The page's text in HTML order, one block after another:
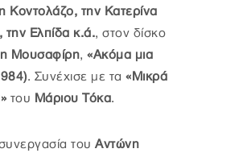
Κοντολάζο, την Κατερίνα
την Ελπίδα κ.ά., στον δίσκο
Μουσαφίρη, «Ακόμα μια
. Συνέχισε με τα «Μικρά
του Μάριου Τόκα.
του Αντώνη